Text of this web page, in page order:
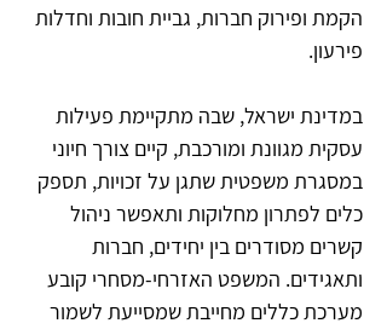
הקמת ופירוק חברות, גביית חובות וחדלות
פירעון.
במדינת ישראל, שבה מתקיימת פעילות
עסקית מגוונת ומורכבת, קיים צורך חיוני
במסגרת משפטית שתגן על זכויות, תספק
כלים לפתרון מחלוקות ותאפשר ניהול
קשרים מסודרים בין יחידים, חברות
ותאגידים. המשפט האזרחי-מסחרי קובע
מערכת כללים מחייבת שמסייעת לשמור